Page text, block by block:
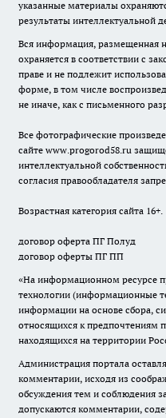
указанные материалы
результаты интеллектуальной
Вся информация, размещенная
охраняется в соответствии с
праве и не подлежит
форме, в том числе
не иначе, как с письменного
Все фотографические
сайте www.progorod58.ru
интеллектуальной
согласия правообладателя
Возрастная категория сайта 16+.
договор оферта ПГ Полуд
договор оферты ПГ ПП
«На информационном ресурсе
технологии (информационные
информации на основе сбора,
относящихся к предпочтениям
находящихся на территории
Администрация портала
комментарии, исходя из
обсуждения тем и соблюдения
допускаются комментарии,